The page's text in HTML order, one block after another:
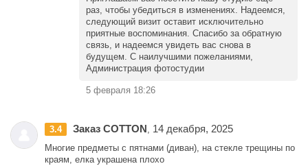
раз, чтобы убедиться в изменениях. Надеемся,
следующий визит оставит исключительно
приятные воспоминания. Спасибо за обратную
связь, и надеемся увидеть вас снова в
будущем. С наилучшими пожеланиями,
Администрация фотостудии
5 февраля 18:26
3.4 Заказ COTTON, 14 декабря, 2025
Многие предметы с пятнами (диван), на стекле трещины по
краям, елка украшена плохо